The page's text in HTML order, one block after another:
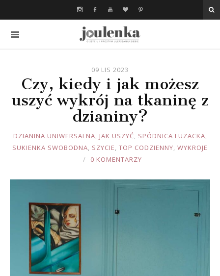
09 LIS 2023
Czy, kiedy i jak możesz
uszyć wykrój na tkaninę z
dzianiny?
JOULE
DZIANINA UNIWERSALNA, JAK USZYĆ, SPÓDNICA LUZACKA,
SUKIENKA SWOBODNA, SZYCIE, TOP CODZIENNY, WYKROJE
0 KOMENTARZY